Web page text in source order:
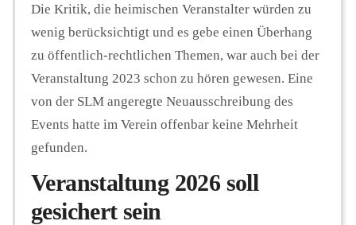
Die Kritik, die heimischen Veranstalter würden zu
wenig berücksichtigt und es gebe einen Überhang
zu öffentlich-rechtlichen Themen, war auch bei der
Veranstaltung 2023 schon zu hören gewesen. Eine
von der SLM angeregte Neuausschreibung des
Events hatte im Verein offenbar keine Mehrheit
gefunden.
Veranstaltung 2026 soll
gesichert sein